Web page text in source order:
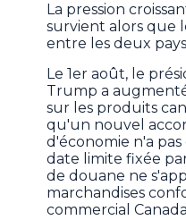
La pression
survient alors que
entre les deux
Le 1er août, le
Trump a
sur les produits
qu'un nouvel
d'économie n'a
date limite fixée
de douane ne
marchandises
commercial